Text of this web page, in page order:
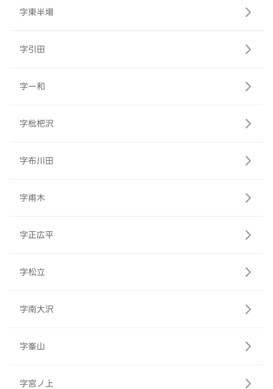
字東半場
字引田
字一和
字枇杷沢
字布川田
字甫木
字正広平
字松立
字南大沢
字峯山
字宮ノ上